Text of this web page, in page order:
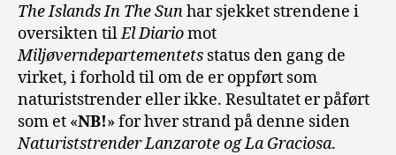
The Islands In The Sunhar sjekket strendene i
oversikten tilEl Diariomot
Miljøverndepartementets status den gang de
virket, i forhold til om de er oppført som
naturiststrender eller ikke. Resultatet er påført
som et «NB!» for hver strand på denne siden
Naturiststrender Lanzarote og La Graciosa.